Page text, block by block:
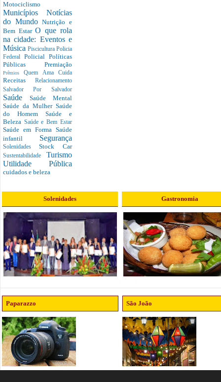
Motociclismo
Municípios Notícias
do MundoNutrição e
Bem EstarO que rola
na cidade: Eventos e
Música Piscicultura Policia
Federal Policial Políticas
Públicas Premiação
PrêmiosQuem Ama Cuida
Receitas Relacionamento
Salvador Por Salvador
Saúde Saúde Mental
Saúde da Mulher Saúde
do Homem Saúde e
Beleza Saúde e Bem Estar
Saúde em Forma Saúde
infantil Segurança
SolenidadesStock Car
Sustentabilidade Turismo
Utilidade Pública
cuidados e beleza
Solenidades Gastronomia
Paparazzo São João